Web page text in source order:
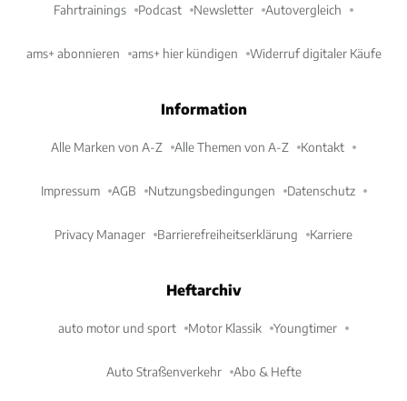
Fahrtrainings Podcast Newsletter Autovergleich
ams+ abonnieren ams+ hier kündigen Widerruf digitaler Käufe
Information
Alle Marken von A-Z Alle Themen von A-Z Kontakt
Impressum AGB Nutzungsbedingungen Datenschutz
Privacy Manager Barrierefreiheitserklärung Karriere
Heftarchiv
auto motor und sport Motor Klassik Youngtimer
Auto Straßenverkehr Abo & Hefte